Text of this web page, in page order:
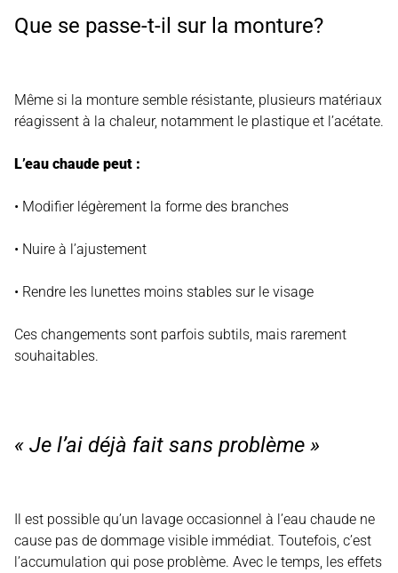
Que se passe-t-il sur la monture?
Même si la monture semble résistante, plusieurs matériaux
réagissent à la chaleur, notamment le plastique et l’acétate.
L’eau chaude peut :
• Modifier légèrement la forme des branches
• Nuire à l’ajustement
• Rendre les lunettes moins stables sur le visage
Ces changements sont parfois subtils, mais rarement
souhaitables.
« Je l’ai déjà fait sans problème »
Il est possible qu’un lavage occasionnel à l’eau chaude ne
cause pas de dommage visible immédiat. Toutefois, c’est
l’accumulation qui pose problème. Avec le temps, les effets